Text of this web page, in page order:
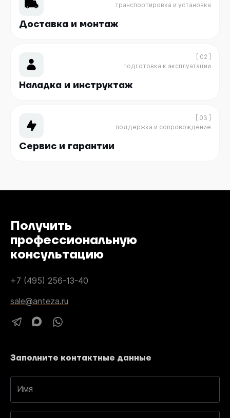
Доставка и монтаж
транспортировка и установка
Наладка и инструктаж
[ 02 ]
подготовка к эксплуатации
Сервис и гарантии
[ 03 ]
поддержка и сопровождение
Получить
профессиональную
консультацию
+7 (495) 256-13-40
sale@anteza.ru
Заполните контактные данные
Имя